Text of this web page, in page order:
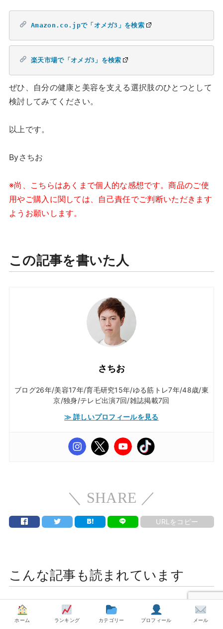
Amazon.co.jpで「オメガ3」を検索
楽天市場で「オメガ3」を検索
ぜひ、自分の健康と美容を支える選択肢のひとつとして
検討してみてください。
以上です。
Byさちお
※尚、こちらはあくまで個人的な感想です。商品のご使
用やご購入に関しては、自己責任でご判断いただきます
ようお願いします。
この記事を書いた人
さちお
ブログ26年/美容17年/育毛研究15年/ゆる筋トレ7年/48歳/東
京/独身/テレビ出演7回/雑誌掲載7回
≫ 詳しいプロフィールを見る
＼ SHARE ／
URLをコピー
こんな記事も読まれています
【iHerb購入品】美容家やマッチョさ
んが愛用する「シナモン」健康効果と
選び方
【美姿勢】基礎代謝upでヤセ体質に
『マジコ姿勢サポーター』体験開始
ホーム ランキング カテゴリー プロフィール メール